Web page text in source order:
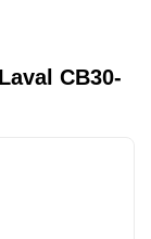
CB30-